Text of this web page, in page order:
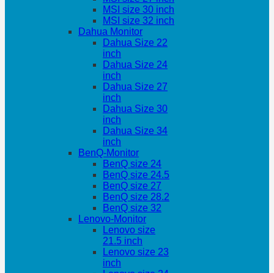
MSI size 30 inch
MSI size 32 inch
Dahua Monitor
Dahua Size 22
inch
Dahua Size 24
inch
Dahua Size 27
inch
Dahua Size 30
inch
Dahua Size 34
inch
BenQ-Monitor
BenQ size 24
BenQ size 24.5
BenQ size 27
BenQ size 28.2
BenQ size 32
Lenovo-Monitor
Lenovo size
21.5 inch
Lenovo size 23
inch